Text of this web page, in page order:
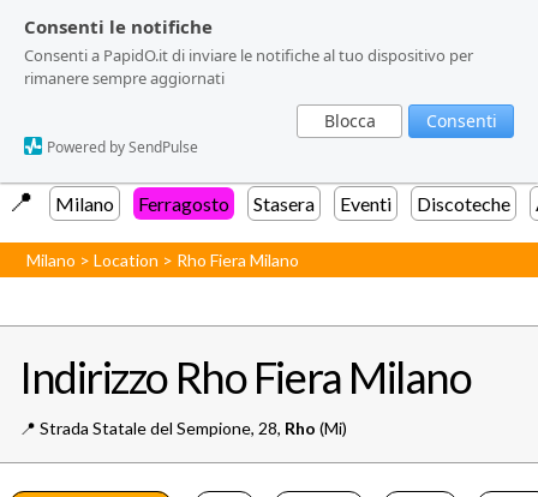
Consenti le notifiche
Consenti a PapidO.it di inviare le notifiche al tuo dispositivo per
rimanere sempre aggiornati
Blocca Consenti
Powered by SendPulse
Consenti le notifiche
Consenti a PapidO.it di inviare le notifiche al tuo dispositivo per
rimanere sempre aggiornati
Blocca Consenti
Powered by SendPulse
📍️ Milano Ferragosto Stasera Eventi Discoteche
Milano >Location > Rho Fiera Milano
Indirizzo Rho Fiera Milano
📍️ Strada Statale del Sempione, 28, Rho (Mi)